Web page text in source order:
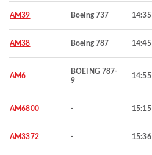
AM39 Boeing 737 14:35
AM38 Boeing 787 14:45
AM6
BOEING 787-
9
14:55
AM6800 - 15:15
AM3372 - 15:36